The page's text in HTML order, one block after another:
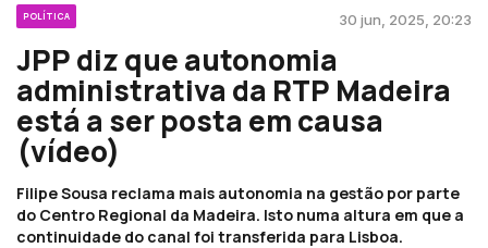
POLÍTICA 30 jun, 2025, 20:23
JPP diz que autonomia
administrativa da RTP Madeira
está a ser posta em causa
(vídeo)
Filipe Sousa reclama mais autonomia na gestão por parte
do Centro Regional da Madeira. Isto numa altura em que a
continuidade do canal foi transferida para Lisboa.